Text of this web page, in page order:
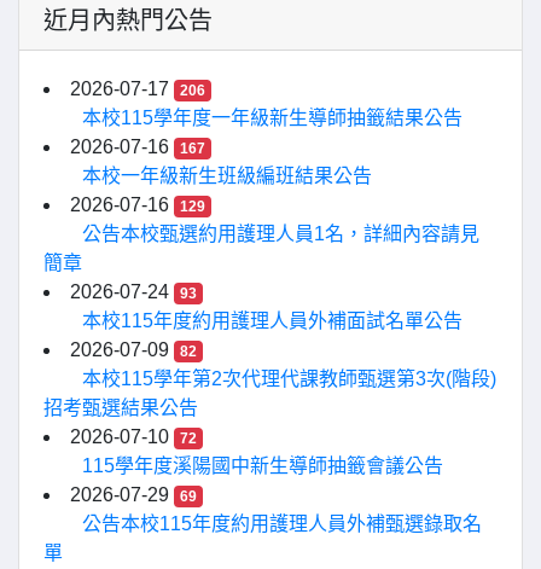
近月內熱門公告
2026-07-17 206
本校115學年度一年級新生導師抽籤結果公告
2026-07-16
167
本校一年級新生班級編班結果公告
2026-07-16
129
公告本校甄選約用護理人員1名，詳細內容請見
簡章
2026-07-24
93
本校115年度約用護理人員外補面試名單公告
2026-07-09
82
本校115學年第2次代理代課教師甄選第3次(階段)
招考甄選結果公告
2026-07-10
72
115學年度溪陽國中新生導師抽籤會議公告
2026-07-29
69
公告本校115年度約用護理人員外補甄選錄取名
單